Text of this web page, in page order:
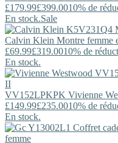
£179.99£399.0010% de
En stock.Sale
Calvin Klein Montre femme
£69.99£319.0010% de
En stock.
VV152LPKPK Vivienne
£149.99£235.0010% de
En stock.